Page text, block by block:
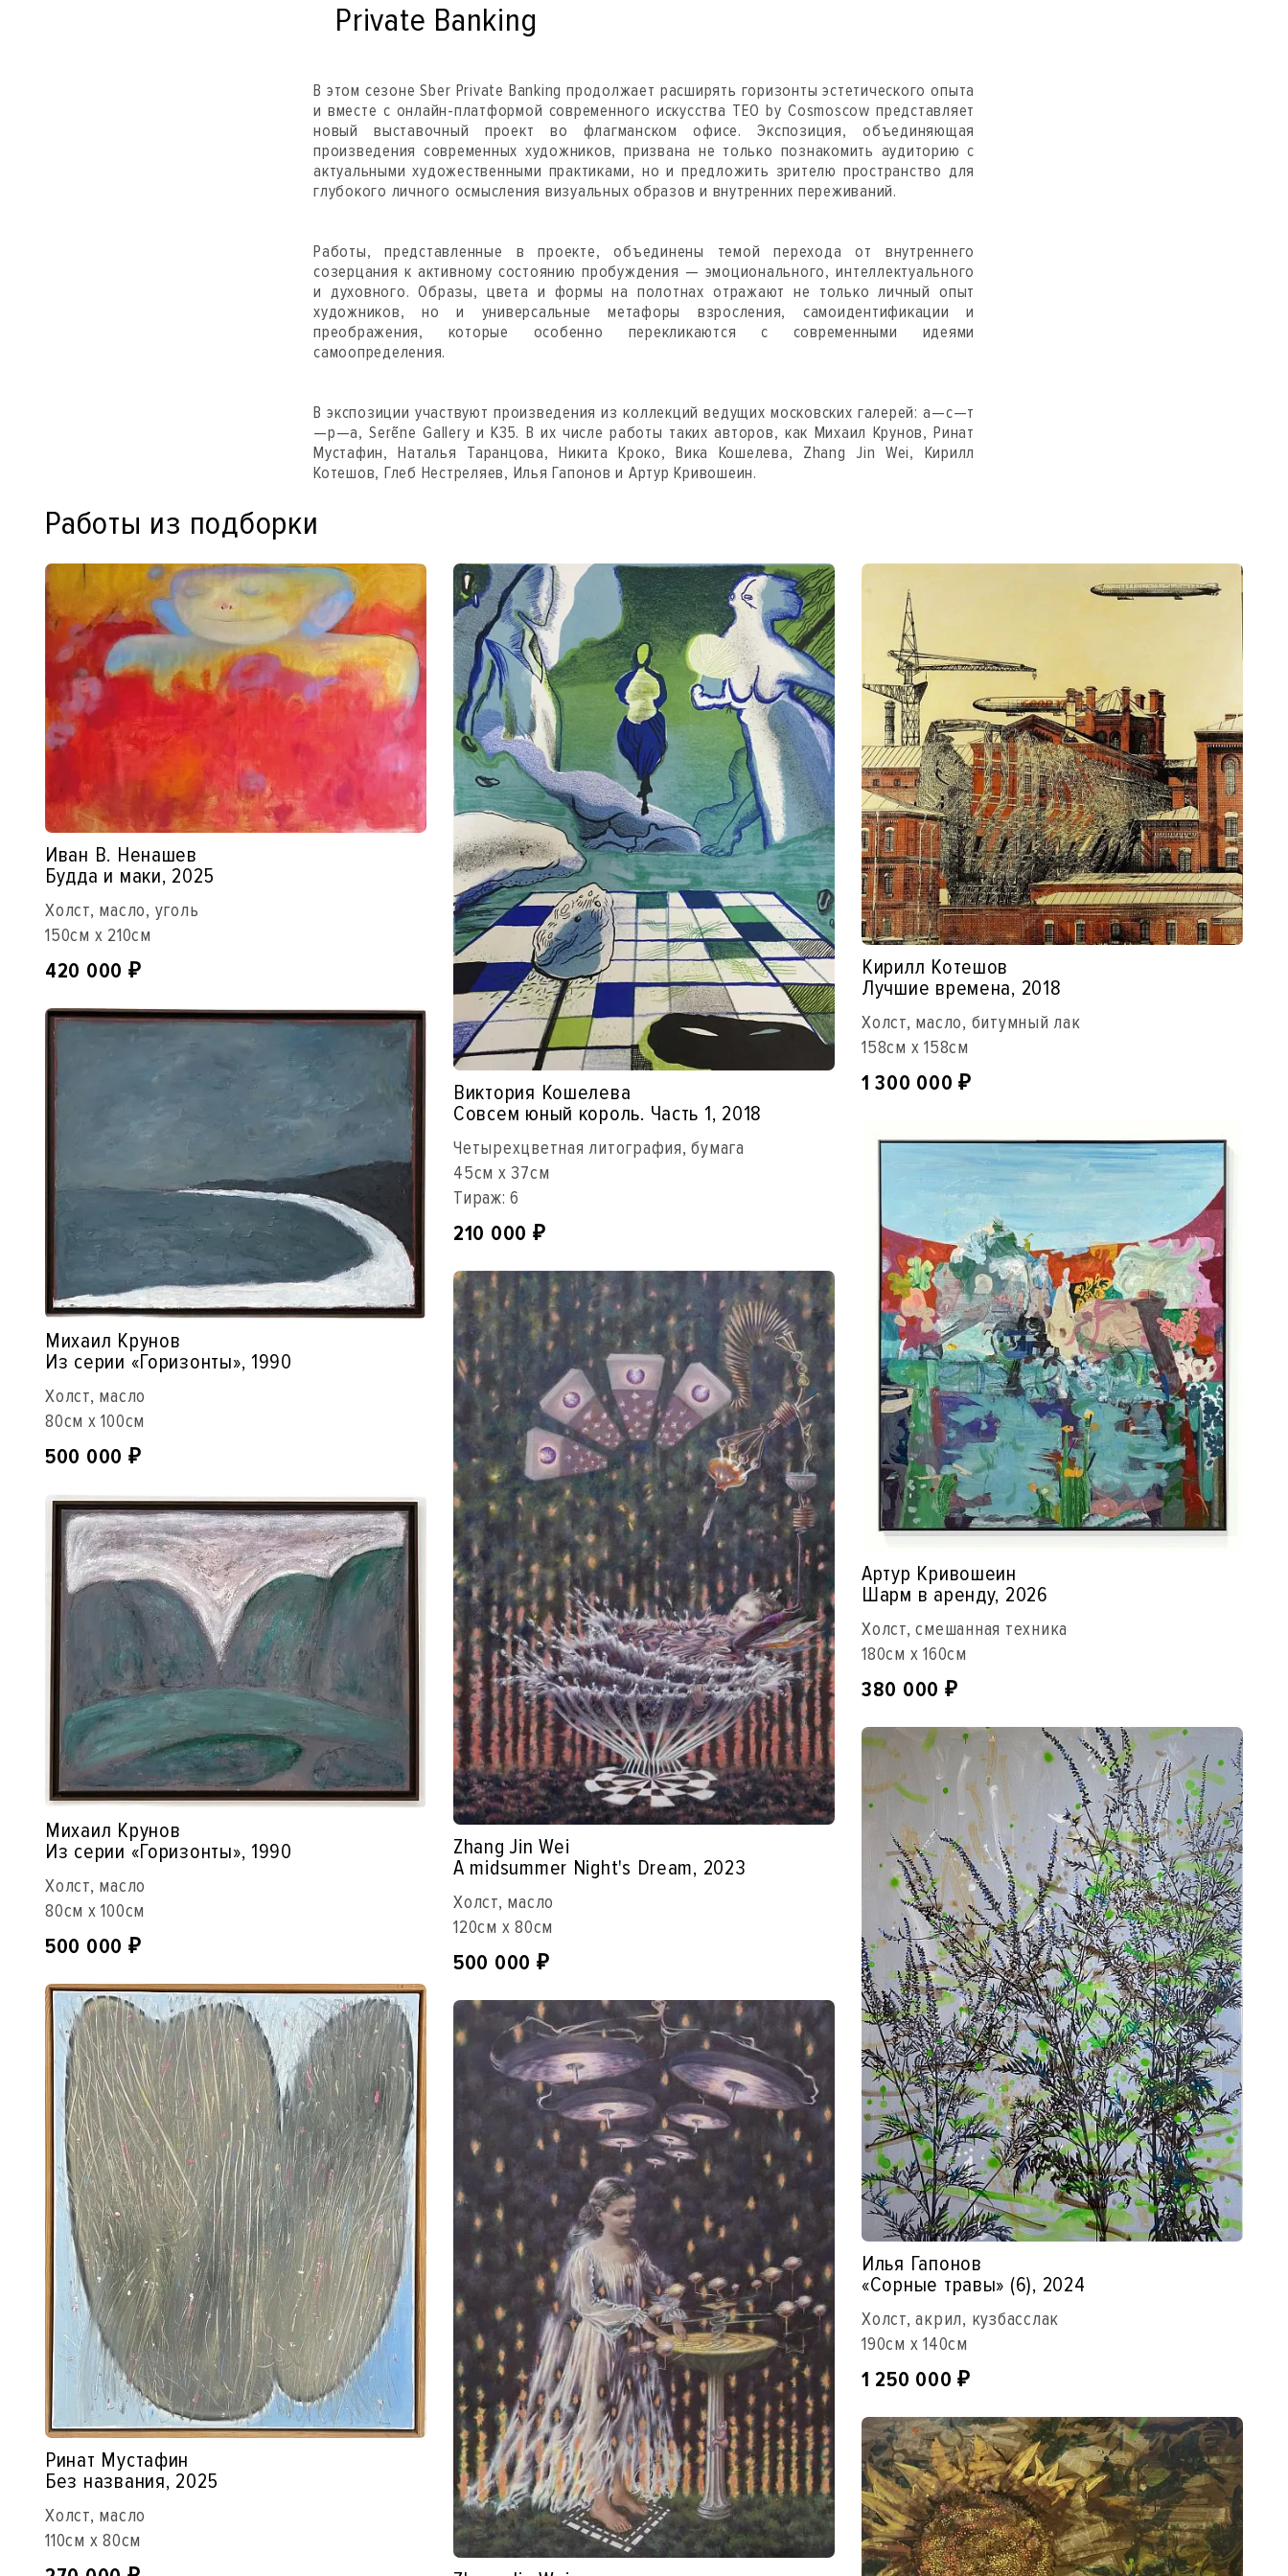
Private Banking
В этом сезоне Sber Private Banking продолжает расширять горизонты эстетического опыта
и вместе с онлайн-платформой современного искусства TEO by Cosmoscow представляет
новый выставочный проект во флагманском офисе. Экспозиция, объединяющая
произведения современных художников, призвана не только познакомить аудиторию с
актуальными художественными практиками, но и предложить зрителю пространство для
глубокого личного осмысления визуальных образов и внутренних переживаний.
Работы, представленные в проекте, объединены темой перехода от внутреннего
созерцания к активному состоянию пробуждения — эмоционального, интеллектуального
и духовного. Образы, цвета и формы на полотнах отражают не только личный опыт
художников, но и универсальные метафоры взросления, самоидентификации и
преображения, которые особенно перекликаются с современными идеями
самоопределения.
В экспозиции участвуют произведения из коллекций ведущих московских галерей: a—с—т
—р—a, Serẽne Gallery и К35. В их числе работы таких авторов, как Михаил Крунов, Ринат
Мустафин, Наталья Таранцова, Никита Кроко, Вика Кошелева, Zhang Jin Wei, Кирилл
Котешов, Глеб Нестреляев, Илья Гапонов и Артур Кривошеин.
Работы из подборки
Иван В. Ненашев
Будда и маки, 2025
Холст, масло, уголь
150см x 210см
420 000 ₽
Михаил Крунов
Из серии «Горизонты», 1990
Холст, масло
80см x 100см
500 000 ₽
Михаил Крунов
Из серии «Горизонты», 1990
Холст, масло
80см x 100см
500 000 ₽
Ринат Мустафин
Без названия, 2025
Холст, масло
110см x 80см
Виктория Кошелева
Совсем юный король. Часть 1, 2018
Четырехцветная литография, бумага
45см x 37см
Тираж: 6
210 000 ₽
Zhang Jin Wei
A midsummer Night's Dream, 2023
Холст, масло
120см x 80см
500 000 ₽
Кирилл Котешов
Лучшие времена, 2018
Холст, масло, битумный лак
158см x 158см
1 300 000₽
Артур Кривошеин
Шарм в аренду, 2026
Холст, смешанная техника
180см x 160см
380 000 ₽
Илья Гапонов
«Сорные травы» (6), 2024
Холст, акрил, кузбасслак
190см x 140см
1 250 000₽